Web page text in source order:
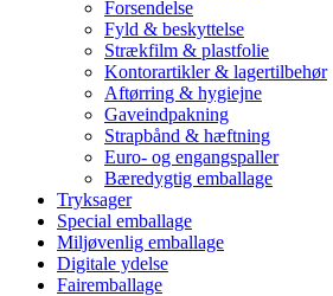
Forsendelse
Fyld & beskyttelse
Strækfilm & plastfolie
Kontorartikler & lagertilbehør
Aftørring & hygiejne
Gaveindpakning
Strapbånd & hæftning
Euro- og engangspaller
Bæredygtig emballage
Tryksager
Special emballage
Miljøvenlig emballage
Digitale ydelse
Fairemballage